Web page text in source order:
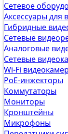
Сетевое
Аксессуары для
Гибридные
Сетевые
Аналоговые
Сетевые
Wi-Fi
PoE-инжекторы
Коммутаторы
Мониторы
Кронштейны
Микрофоны